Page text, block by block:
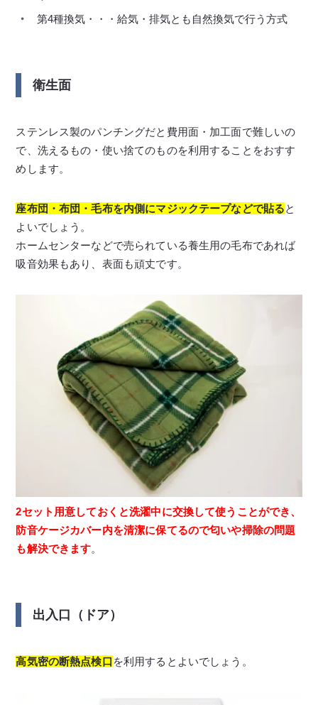
第4種換気・・・給気・排気とも自然換気で行う方式
衛生面
ステンレス製のパンチングだと費用面・加工面で難しいの
で、洗えるもの・使い捨てのものを利用することをおすす
めします。
座布団・布団・毛布を内側にマジックテープなどで貼ると
よいでしょう。
ホームセンターなどで売られている養生用の毛布であれば
吸音効果もあり、表面も頑丈です。
2セット用意しておくと洗濯中に交換して使うことができ、
防音ケージカバー内を清潔に保てるので匂いや掃除の問題
も解決できます。
出入口（ドア）
高気密の断熱点検口 を利用するとよいでしょう。